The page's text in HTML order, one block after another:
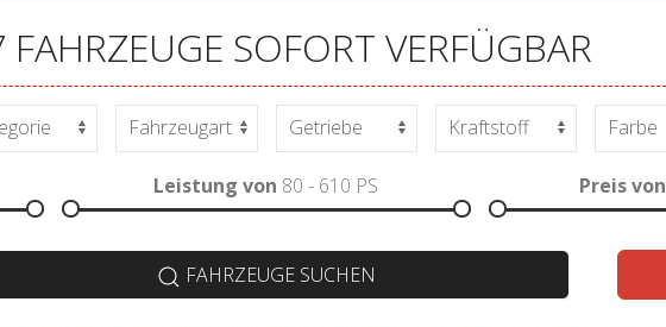
SOFORT VERFÜGBAR
Leistung von 80 - 610 PS Preis von
FAHRZEUGE SUCHEN